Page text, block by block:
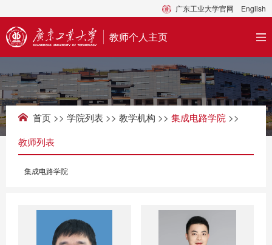
广东工业大学官网 English
教师个人主页
首页 >> 学院列表 >> 教学机构 >> 集成电路学院 >>
教师列表
集成电路学院